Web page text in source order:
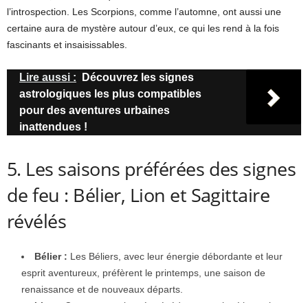
l’introspection. Les Scorpions, comme l’automne, ont aussi une
certaine aura de mystère autour d’eux, ce qui les rend à la fois
fascinants et insaisissables.
Lire aussi :
Découvrez les signes
astrologiques les plus compatibles
pour des aventures urbaines
inattendues !
5. Les saisons préférées des signes
de feu : Bélier, Lion et Sagittaire
révélés
Bélier : Les Béliers, avec leur énergie débordante et leur
esprit aventureux, préfèrent le printemps, une saison de
renaissance et de nouveaux départs.